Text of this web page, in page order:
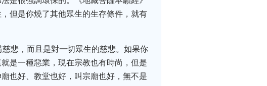
但是你燒了其他眾生的生存條件，就有
悲，而且是對一切眾生的慈悲。如果你
是一種惡業，現在宗教也有時尚，但是
也好、教堂也好，叫宗廟也好，無不是